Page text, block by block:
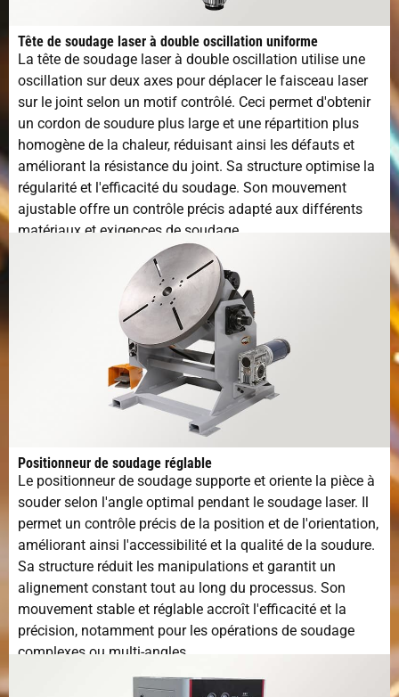
Tête de soudage laser à double oscillation uniforme
La tête de soudage laser à double oscillation utilise une
oscillation sur deux axes pour déplacer le faisceau laser
sur le joint selon un motif contrôlé. Ceci permet d'obtenir
un cordon de soudure plus large et une répartition plus
homogène de la chaleur, réduisant ainsi les défauts et
améliorant la résistance du joint. Sa structure optimise la
régularité et l'efficacité du soudage. Son mouvement
ajustable offre un contrôle précis adapté aux différents
matériaux et exigences de soudage.
Positionneur de soudage réglable
Le positionneur de soudage supporte et oriente la pièce à
souder selon l'angle optimal pendant le soudage laser. Il
permet un contrôle précis de la position et de l'orientation,
améliorant ainsi l'accessibilité et la qualité de la soudure.
Sa structure réduit les manipulations et garantit un
alignement constant tout au long du processus. Son
mouvement stable et réglable accroît l'efficacité et la
précision, notamment pour les opérations de soudage
complexes ou multi-angles.